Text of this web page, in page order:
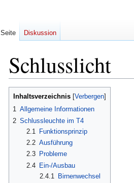
Schlusslicht
Zur
springen
Zur
springen
Inhaltsverzeichnis
1 Allgemeine Informationen
2 Schlussleuchte im T4
2.1
Funktionsprinzip
2.2 Ausführung
2.3
Probleme
2.4
Ein-/Ausbau
2.4.1
Birnenwechsel
Seite Diskussion